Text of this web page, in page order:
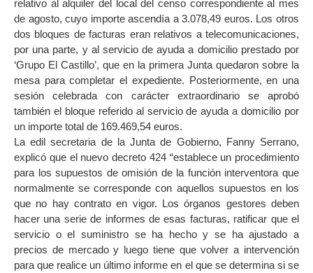
relativo al alquiler del local del censo correspondiente al mes
de agosto, cuyo importe ascendía a 3.078,49 euros. Los otros
dos bloques de facturas eran relativos a telecomunicaciones,
por una parte, y al servicio de ayuda a domicilio prestado por
‘Grupo El Castillo’, que en la primera Junta quedaron sobre la
mesa para completar el expediente. Posteriormente, en una
sesión celebrada con carácter extraordinario se aprobó
también el bloque referido al servicio de ayuda a domicilio por
un importe total de 169.469,54 euros.
La edil secretaria de la Junta de Gobierno, Fanny Serrano,
explicó que el nuevo decreto 424 “establece un procedimiento
para los supuestos de omisión de la función interventora que
normalmente se corresponde con aquellos supuestos en los
que no hay contrato en vigor. Los órganos gestores deben
hacer una serie de informes de esas facturas, ratificar que el
servicio o el suministro se ha hecho y se ha ajustado a
precios de mercado y luego tiene que volver a intervención
para que realice un último informe en el que se determina si se